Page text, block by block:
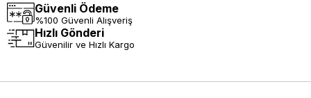
Güvenli Ödeme
%100 Güvenli Alışveriş
Hızlı Gönderi
Güvenilir ve Hızlı Kargo